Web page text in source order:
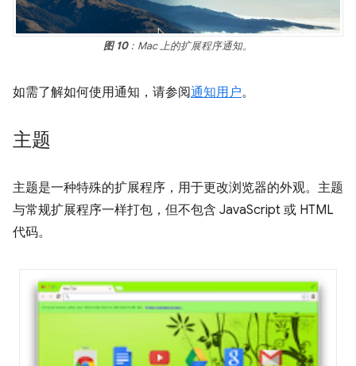
图 10：Mac 上的扩展程序通知。
如需了解如何使用通知，请参阅通知用户。
主题
主题是一种特殊的扩展程序，用于更改浏览器的外观。主题
与常规扩展程序一样打包，但不包含 JavaScript 或 HTML
代码。